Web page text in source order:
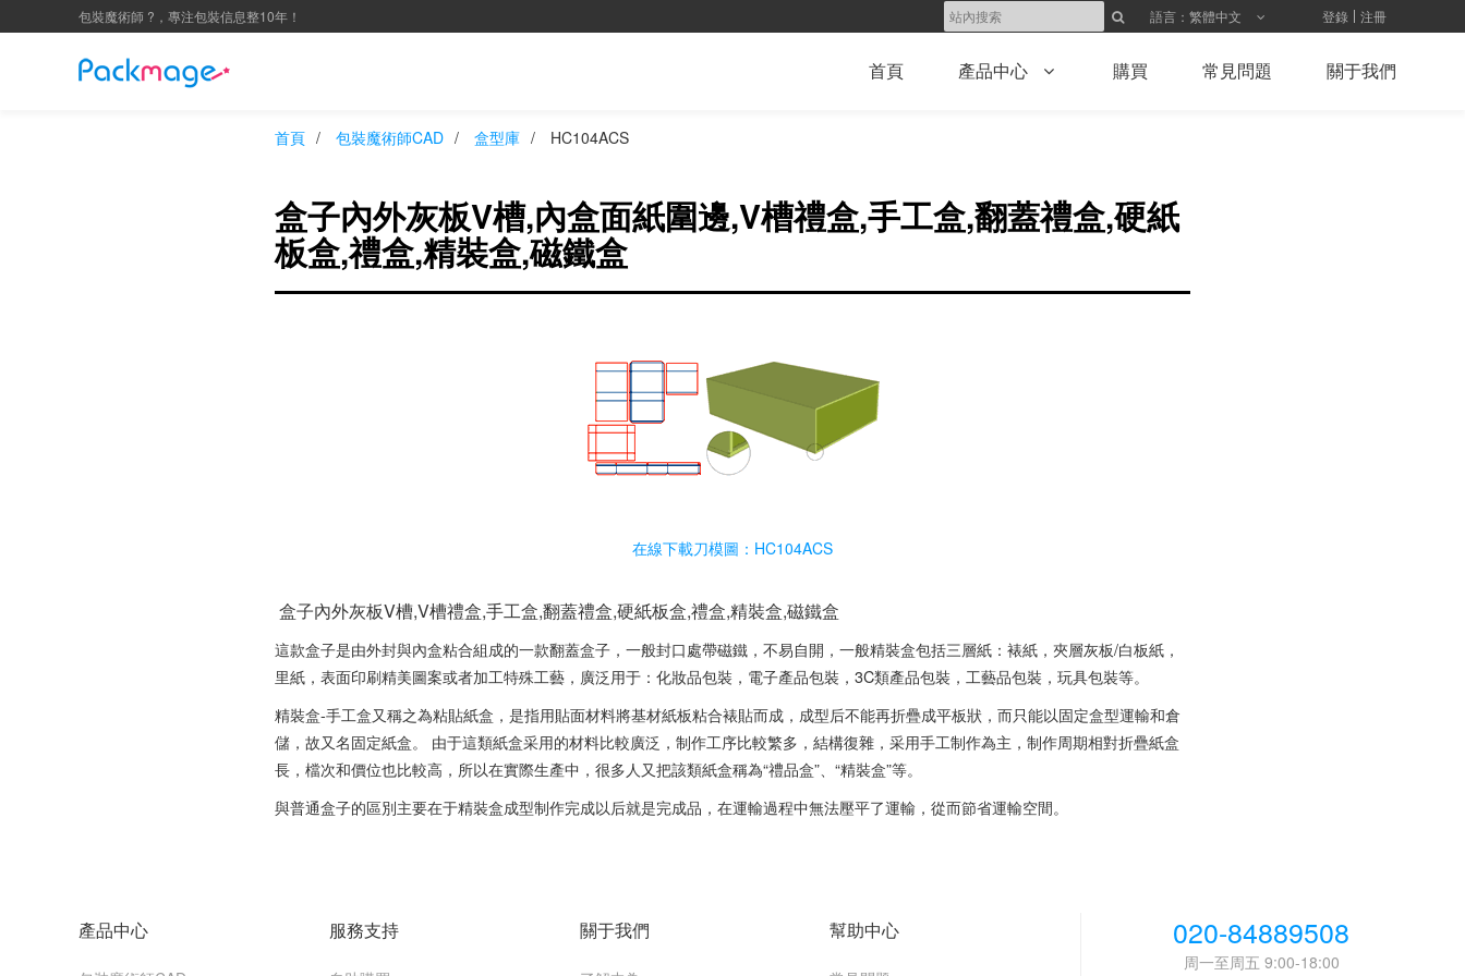
包裝魔術師 ?，專注包裝信息整10年！ 語言：繁體中文 登錄 注冊
首頁 產品中心 購買 常見問題 關于我們
首頁 / 包裝魔術師CAD / 盒型庫 / HC104ACS
盒子內外灰板V槽,內盒面紙圍邊,V槽禮盒,手工盒,翻蓋禮盒,硬紙
板盒,禮盒,精裝盒,磁鐵盒
在線下載刀模圖：HC104ACS
盒子內外灰板V槽,V槽禮盒,手工盒,翻蓋禮盒,硬紙板盒,禮盒,精裝盒,磁鐵盒
這款盒子是由外封與內盒粘合組成的一款翻蓋盒子，一般封口處帶磁鐵，不易自開，一般精裝盒包括三層紙：裱紙，夾層灰板/白板紙，
里紙，表面印刷精美圖案或者加工特殊工藝，廣泛用于：化妝品包裝，電子產品包裝，3C類產品包裝，工藝品包裝，玩具包裝等。
精裝盒-手工盒又稱之為粘貼紙盒，是指用貼面材料將基材紙板粘合裱貼而成，成型后不能再折疊成平板狀，而只能以固定盒型運輸和倉
儲，故又名固定紙盒。 由于這類紙盒采用的材料比較廣泛，制作工序比較繁多，結構復雜，采用手工制作為主，制作周期相對折疊紙盒
長，檔次和價位也比較高，所以在實際生產中，很多人又把該類紙盒稱為“禮品盒”、“精裝盒”等。
與普通盒子的區別主要在于精裝盒成型制作完成以后就是完成品，在運輸過程中無法壓平了運輸，從而節省運輸空間。
產品中心 服務支持 關于我們 幫助中心 020-84889508
周一至周五 9:00-18:00